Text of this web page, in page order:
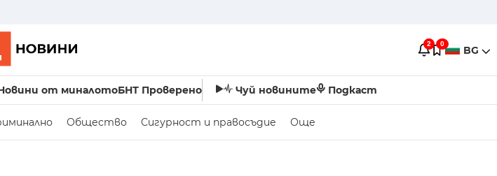
2 0 BG
от миналотоБНТ Проверено Чуй новините Подкаст
Общество Сигурност и правосъдие Още